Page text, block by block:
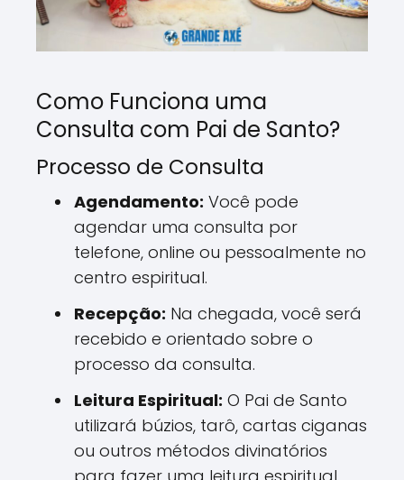
Como Funciona uma
Consulta com Pai de Santo?
Processo de Consulta
Agendamento: Você pode
agendar uma consulta por
telefone, online ou pessoalmente no
centro espiritual.
Recepção: Na chegada, você será
recebido e orientado sobre o
processo da consulta.
Leitura Espiritual: O Pai de Santo
utilizará búzios, tarô, cartas ciganas
ou outros métodos divinatórios